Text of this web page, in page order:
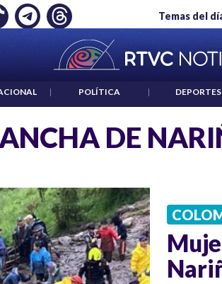
Temas del
EMPLEO: JP MORGAN "HABLAR NO
| POLÍTICA | DEPORTES
DE